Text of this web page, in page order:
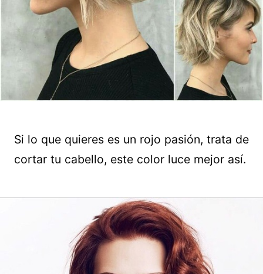
Si lo que quieres es un rojo pasión, trata de
cortar tu cabello, este color luce mejor así.